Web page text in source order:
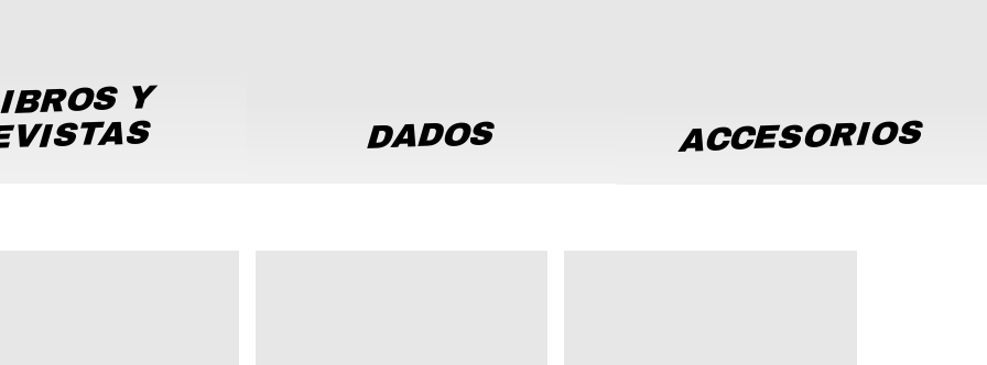
Y
DADOS ACCESORIOS